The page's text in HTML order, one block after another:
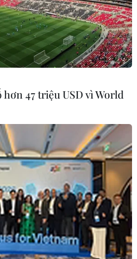
trong cộng đồng, phát hiện
mắc, hạn chế thấp nhất
phương án ứng phó khi
xâm nhập
hơn 47 triệu USD vì World